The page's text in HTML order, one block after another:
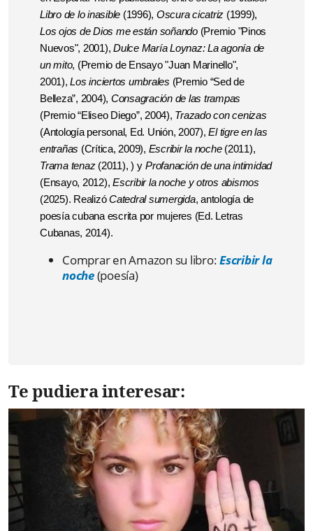
Libro de lo inasible (1996), Oscura cicatriz (1999),
Los ojos de Dios me están soñando (Premio "Pinos
Nuevos", 2001), Dulce María Loynaz: La agonía de
un mito, (Premio de Ensayo "Juan Marinello",
2001),Los inciertos umbrales (Premio “Sed de
Belleza”, 2004), Consagración de las trampas
(Premio “Eliseo Diego”, 2004), Trazado con cenizas
(Antología personal, Ed. Unión, 2007),El tigre en las
entrañas (Crítica, 2009), Escribir la noche (2011),
Trama tenaz (2011), ) y Profanación de una intimidad
(Ensayo, 2012), Escribir la noche y otros abismos
(2025). RealizóCatedral sumergida, antología de
poesía cubana escrita por mujeres (Ed. Letras
Cubanas, 2014).
Comprar en Amazon su libro:Escribir la
noche(poesía)
Te pudiera interesar: